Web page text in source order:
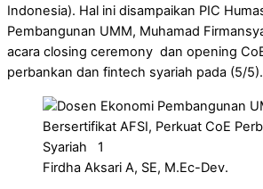
Indonesia). Hal ini disampaikan PIC
Pembangunan UMM, Muhamad
acara closing ceremony dan opening
perbankan dan fintech syariah pada (5/5).
Firdha Aksari A, SE, M.Ec-Dev.